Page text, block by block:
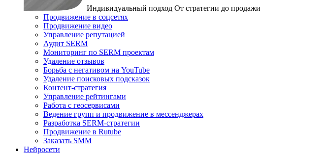
Индивидуальный подход От стратегии до продажи
Продвижение в соцсетях
Продвижение видео
Управление репутацией
Аудит SERM
Мониторинг по SERM проектам
Удаление отзывов
Борьба с негативом на YouTube
Удаление поисковых подсказок
Контент-стратегия
Управление рейтингами
Работа с геосервисами
Ведение групп и продвижение в мессенджерах
Разработка SERM-стратегии
Продвижение в Rutube
Заказать SMM
Нейросети